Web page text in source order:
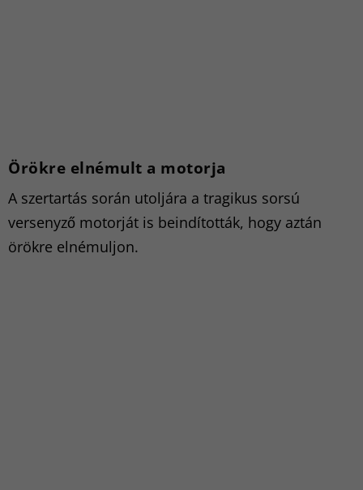
Örökre elnémult a motorja
A szertartás során utoljára a tragikus sorsú
versenyző motorját is beindították, hogy aztán
örökre elnémuljon.